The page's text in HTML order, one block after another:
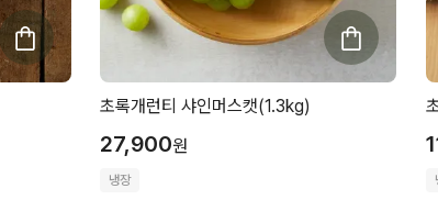
초록개런티 샤인머스캣(1.3kg)
27,900원
냉장